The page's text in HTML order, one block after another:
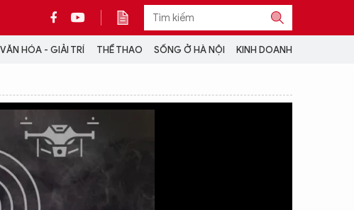
VĂN HÓA - GIẢI TRÍ THỂ THAO SỐNG Ở HÀ NỘI KINH DOANH